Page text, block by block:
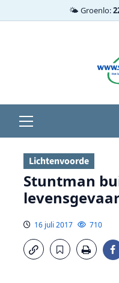
🌤️ Groenlo:
menu
Lichtenvoorde
Stuntman
16 juli 2017 710